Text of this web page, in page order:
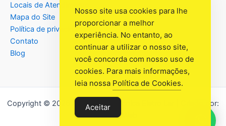
Locais de Atendimento
Mapa do Site
Política de privacidade
Contato
Blog
Copyright © 2026 Assistência Têcnica Eletro Lar | Criado por:
Industrial Web
Nosso site usa cookies para lhe
proporcionar a melhor
experiência. No entanto, ao
continuar a utilizar o nosso site,
você concorda com nosso uso de
cookies. Para mais informações,
leia nossa Política de Cookies.
Aceitar